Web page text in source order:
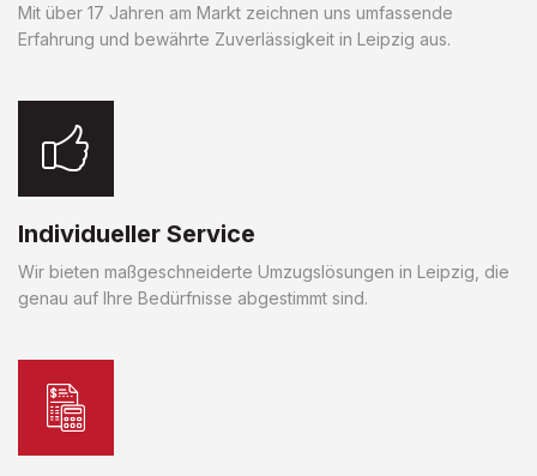
Mit über 17 Jahren am Markt zeichnen uns umfassende
Erfahrung und bewährte Zuverlässigkeit in Leipzig aus.
Individueller Service
Wir bieten maßgeschneiderte Umzugslösungen in Leipzig, die
genau auf Ihre Bedürfnisse abgestimmt sind.